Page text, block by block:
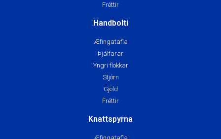
Fréttir
Handbolti
Æfingatafla
Þjálfarar
Yngri flokkar
Stjórn
Gjöld
Fréttir
Knattspyrna